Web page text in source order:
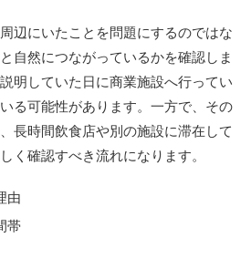
辺にいたことを問題にするのではな
自然につながっているかを確認しま
明していた日に商業施設へ行ってい
る可能性があります。一方で、その
長時間飲食店や別の施設に滞在して
く確認すべき流れになります。
由
帯